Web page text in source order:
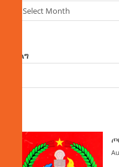
Select Month
ፈልግ